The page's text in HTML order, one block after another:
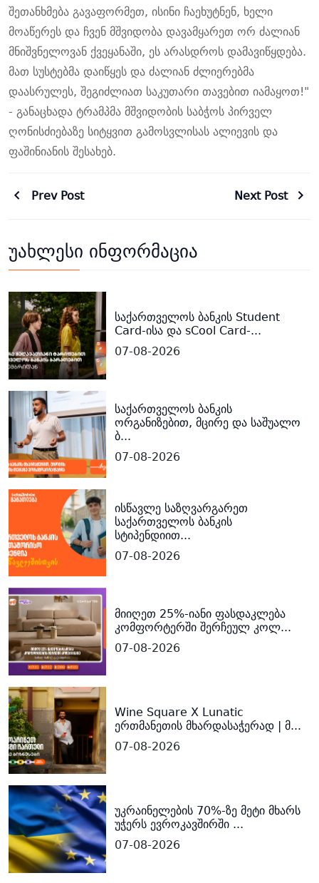
შეთანხმება გავაფორმეთ, ისინი ჩაეხუტნენ, ხელი
მოაწერეს და ჩვენ მშვიდობა დავამყარეთ ორ ძალიან
მნიშვნელოვან ქვეყანაში, ეს არასდროს დამავიწყდება.
მათ სუსტებმა დაიწყეს და ძალიან ძლიერებმა
დაასრულეს, შეგიძლიათ საკუთარი თავებით იამაყოთ!"
- განაცხადა ტრამპმა მშვიდობის საბჭოს პირველ
ღონისძიებაზე სიტყვით გამოსვლისას ალიევის და
ფაშინიანის შესახებ.
Prev Post Next Post
უახლესი ინფორმაცია
საქართველოს ბანკის Student
Card-ისა და sCool Card-...
07-08-2026
საქართველოს ბანკის
ორგანიზებით, მცირე და საშუალო
ბ...
07-08-2026
ისწავლე საზღვარგარეთ
საქართველოს ბანკის
სტიპენდიით...
07-08-2026
მიიღეთ 25%-იანი ფასდაკლება
კომფორტერში შერჩეულ კოლ...
07-08-2026
Wine Square X Lunatic
ერთმანეთის მხარდასაჭერად | მ...
07-08-2026
უკრაინელების 70%-ზე მეტი მხარს
უჭერს ევროკავშირში ...
07-08-2026